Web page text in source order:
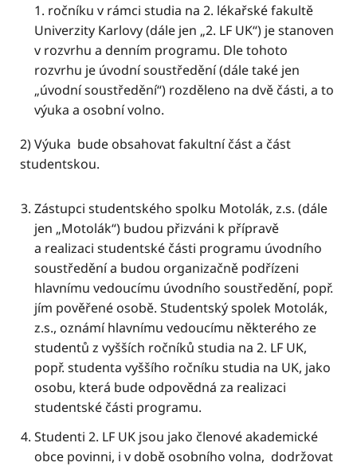
1. ročníku v rámci studia na 2. lékařské fakultě
Univerzity Karlovy (dále jen „2. LF UK“) je stanoven
v rozvrhu a denním programu. Dle tohoto
rozvrhu je úvodní soustředění (dále také jen
„úvodní soustředění“) rozděleno na dvě části, a to
výuka a osobní volno.
2) Výuka bude obsahovat fakultní část a část
studentskou.
Zástupci studentského spolku Motolák, z.s. (dále
jen „Motolák“) budou přizváni k přípravě
a realizaci studentské části programu úvodního
soustředění a budou organizačně podřízeni
hlavnímu vedoucímu úvodního soustředění, popř.
jím pověřené osobě. Studentský spolek Motolák,
z.s., oznámí hlavnímu vedoucímu některého ze
studentů z vyšších ročníků studia na 2. LF UK,
popř. studenta vyššího ročníku studia na UK, jako
osobu, která bude odpovědná za realizaci
studentské části programu.
Studenti 2. LF UK jsou jako členové akademické
obce povinni, i v době osobního volna, dodržovat